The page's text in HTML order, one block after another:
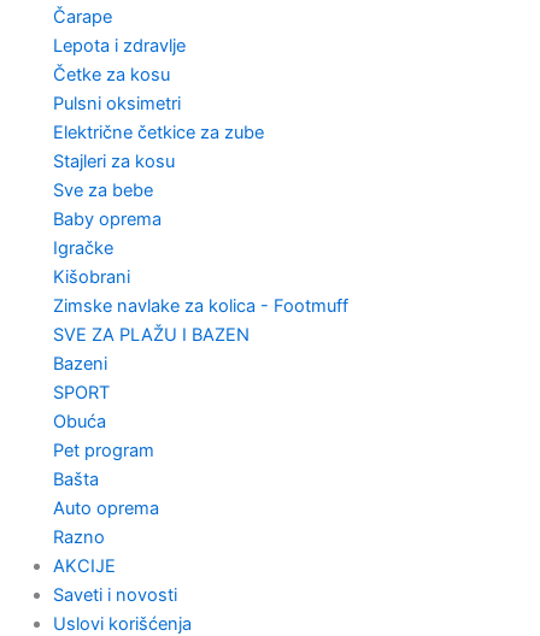
Čarape
Lepota i zdravlje
Četke za kosu
Pulsni oksimetri
Električne četkice za zube
Stajleri za kosu
Sve za bebe
Baby oprema
Igračke
Kišobrani
Zimske navlake za kolica - Footmuff
SVE ZA PLAŽU I BAZEN
Bazeni
SPORT
Obuća
Pet program
Bašta
Auto oprema
Razno
AKCIJE
Saveti i novosti
Uslovi korišćenja